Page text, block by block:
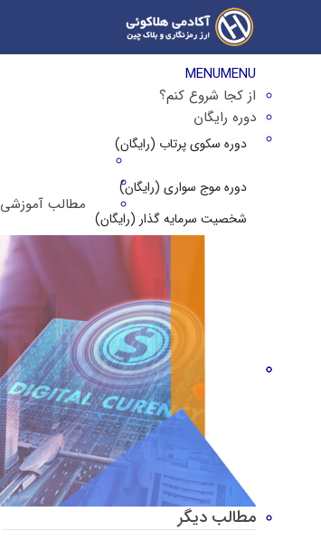
MENUMENU
از کجا شروع کنم؟
دوره رایگان
دوره سکوی پرتاب (رایگان)
دوره موج سواری (رایگان)
شخصیت سرمایه گذار (رایگان)
مطالب آموزشی
مطالب دیگر